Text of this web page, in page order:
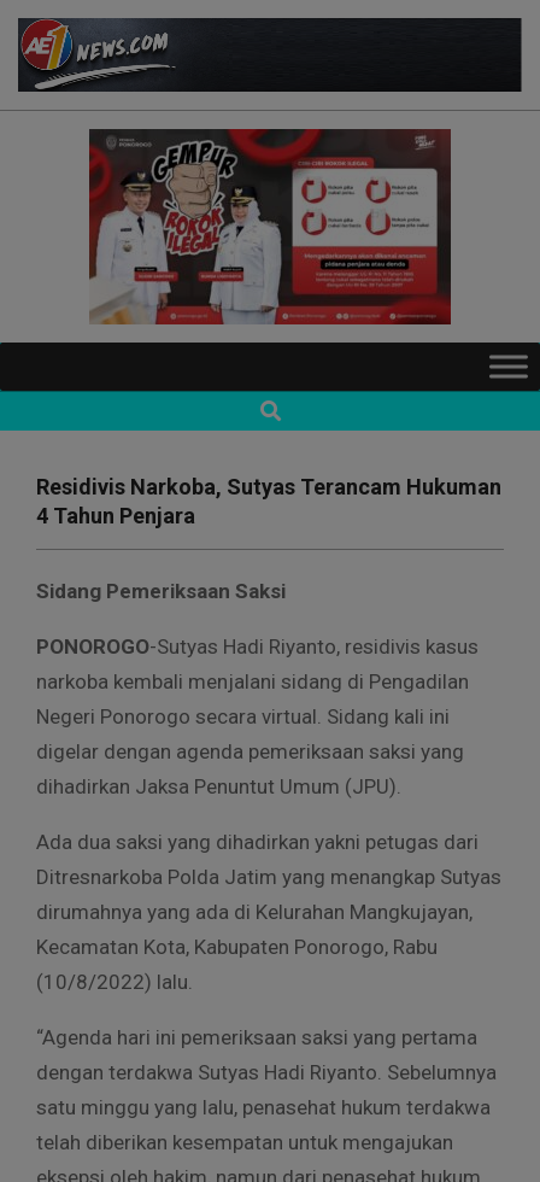
Skip
content
AE1NEWS
Navigation
Search
Residivis Narkoba, Sutyas Terancam Hukuman
4 Tahun Penjara
Sidang Pemeriksaan Saksi
PONOROGO-Sutyas Hadi Riyanto, residivis kasus
narkoba kembali menjalani sidang di Pengadilan
Negeri Ponorogo secara virtual. Sidang kali ini
digelar dengan agenda pemeriksaan saksi yang
dihadirkan Jaksa Penuntut Umum (JPU).
Ada dua saksi yang dihadirkan yakni petugas dari
Ditresnarkoba Polda Jatim yang menangkap Sutyas
dirumahnya yang ada di Kelurahan Mangkujayan,
Kecamatan Kota, Kabupaten Ponorogo, Rabu
(10/8/2022) lalu.
“Agenda hari ini pemeriksaan saksi yang pertama
dengan terdakwa Sutyas Hadi Riyanto. Sebelumnya
satu minggu yang lalu, penasehat hukum terdakwa
telah diberikan kesempatan untuk mengajukan